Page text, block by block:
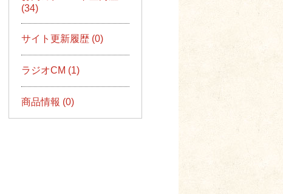
(34)
サイト更新履歴 (0)
ラジオCM (1)
商品情報 (0)